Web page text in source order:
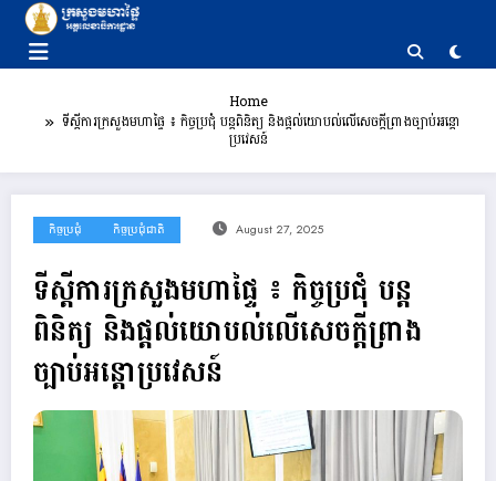
content
Home
ទីស្ដីការក្រសួងមហាផ្ទៃ ៖ កិច្ចប្រជុំ បន្តពិនិត្យ និងផ្តល់យោបល់លើសេចក្តីព្រាងច្បាប់អន្តោ
ប្រវេសន៍
កិច្ចប្រជុំ កិច្ចប្រជុំជាតិ August 27, 2025
ទីស្ដីការក្រសួងមហាផ្ទៃ ៖ កិច្ចប្រជុំ បន្ត
ពិនិត្យ និងផ្តល់យោបល់លើសេចក្តីព្រាង
ច្បាប់អន្តោប្រវេសន៍